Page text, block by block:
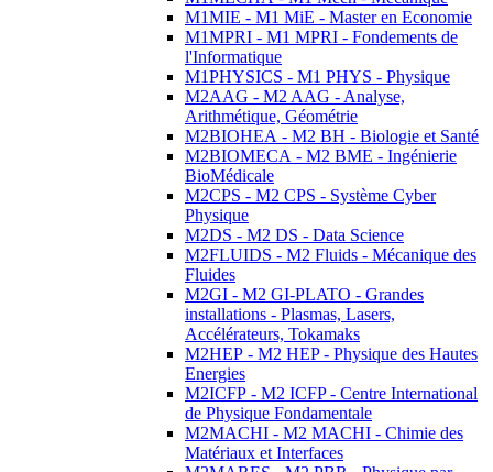
M1MIE - M1 MiE - Master en Economie
M1MPRI - M1 MPRI - Fondements de
l'Informatique
M1PHYSICS - M1 PHYS - Physique
M2AAG - M2 AAG - Analyse,
Arithmétique, Géométrie
M2BIOHEA - M2 BH - Biologie et Santé
M2BIOMECA - M2 BME - Ingénierie
BioMédicale
M2CPS - M2 CPS - Système Cyber
Physique
M2DS - M2 DS - Data Science
M2FLUIDS - M2 Fluids - Mécanique des
Fluides
M2GI - M2 GI-PLATO - Grandes
installations - Plasmas, Lasers,
Accélérateurs, Tokamaks
M2HEP - M2 HEP - Physique des Hautes
Energies
M2ICFP - M2 ICFP - Centre International
de Physique Fondamentale
M2MACHI - M2 MACHI - Chimie des
Matériaux et Interfaces